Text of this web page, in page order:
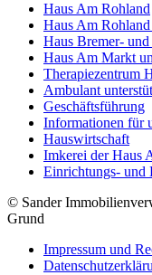
Haus Am Rohland
Haus Am
Haus Bremer-
Haus Am Markt
Therapiezentrum
Ambulant
Geschäftsführung
Informationen für
Hauswirtschaft
Imkerei der Haus
Einrichtungs- und
© Sander
Grund
Impressum und